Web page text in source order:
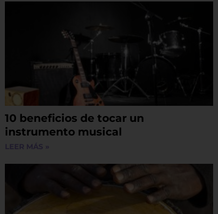
10 beneficios de tocar un
instrumento musical
LEER MÁS »